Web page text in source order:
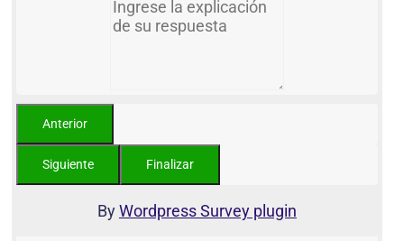
ByWordpress Survey plugin